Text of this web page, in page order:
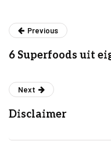
Previous
6 Superfoods uit
Next
Disclaimer